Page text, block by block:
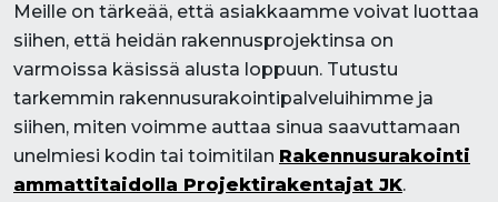
Meille on tärkeää, että asiakkaamme voivat luottaa
siihen, että heidän rakennusprojektinsa on
varmoissa käsissä alusta loppuun. Tutustu
tarkemmin rakennusurakointipalveluihimme ja
siihen, miten voimme auttaa sinua saavuttamaan
unelmiesi kodin tai toimitilan Rakennusurakointi
ammattitaidolla Projektirakentajat JK.